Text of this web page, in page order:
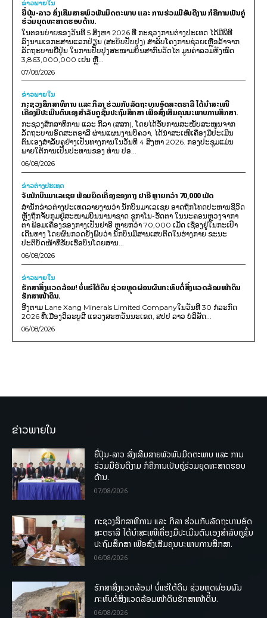
ຂ່າວພາຍ​ໃນ
ຍີ່ປຸ່ນ-ລາວ ສົ່ງເສີມສາຍພົວພັນມິດຕະພາບ ແລະ ການຮ່ວມມືອັນດີງາມ ກໍຄືການເປັນຄູ່
ຮ່ວມຍຸດທະສາດຮອບດ້ານ.
ໃນຕອນບ່າຍຂອງວັນທີ 5 ສິງຫາ 2026 ທີ່ ກະຊວງການຕ່າງປະເທດ ໄດ້ມີພິທີ
ລົງນາມເອກະສານແລກປ່ຽນ (ສະບັບປັບປຸງ) ສໍາລັບໂຄງການຊ່ວຍເຫຼືອລ້າຈາກ
ລັດຖະບານຍີ່ປຸ່ນ ໃນການປັບປຸງສະໜາມບິນສາກົນວັດໄຕ ມູນຄ່າລວມທັງໝົດ
3,863,000,000 ເຢນ ຫຼື...
07/08/2026
ຂ່າວພາຍ​ໃນ
ກະຊວງສຶກສາທິການ ແລະ ກິລາ ຮ່ວມກັບລັດຖະບານອົດສະຕຣາລີ ໄດ້ນຳສະເໜີ
ເຄື່ອງມືປະເມີນຕົນເອງສຳລັບຄູຊັ້ນປະຖົມສຶກສາ ເພື່ອສົ່ງເສີມຄຸນນະພາບການສຶກສາ.
ກະຊວງສຶກສາທິການ ແລະ ກິລາ (ສສກ), ໂດຍໄດ້ຮັບການສະໜັບສະໜູນຈາກ
ລັດຖະບານອົດສະຕຣາລີ ຜ່ານແຜນງານບີຄວາ, ໄດ້ນຳສະເໜີເຄື່ອງມືປະເມີນ
ຕົນເອງສຳລັບຄູຢ່າງເປັນທາງການໃນວັນທີ 4 ສິງຫາ 2026. ກອງປະຊຸມແມ່ນ
ພາຍໃຕ້ການເປັນປະທານຂອງ ທ່ານ ປອ...
06/08/2026
ຂ່າວຕ່າງປະເທດ
ຈັບນັກບິນມາເລເຊຍ ພ້ອມຍຶດເຄື່ອງຂອງກາງ ຢາອີ ຫຼາຍກວ່າ 70,000 ເມັດ
ສຳນັກຂ່າວຕ່າງປະເທດລາຍງານວ່າ ນັກບິນມາເລເຊຍ ອາດຖືກໂທດປະຫານຊີວິດ
ຫຼັງຖືກຈັບກຸມຢູ່ສະໜາມບິນນານາຊາດ ຊູກາໂນ-ຮັດຕາ ໃນນະຄອນຫຼວງຈາກາ
ຕາ ພ້ອມເຄື່ອງຂອງກາງເປັນຢາອີ ຫຼາຍກວ່າ 70,000 ເມັດ ເຊື່ອງຢູ່ໃນກະເປົາ
ເດີນທາງ ໂດຍຜົນກວດຍັງພົບວ່າ ນັກບິນມີສານເສບຕິດໃນຮ່າງກາຍ ຂະນະ
ປະຕິບັດໜ້າທີ່ຂັບເຮືອບິນໂດຍສານ...
06/08/2026
ຂ່າວພາຍ​ໃນ
ຮັກສາສິ່ງແວດລ້ອມ! ບໍ່ແຮ່ໃຕ້ດິນ ຊ່ວຍຫຼຸດຜ່ອນຜົນກະທົບຕໍ່ສິ່ງແວດລ້ອມໜ້າດິນ
ຮັກສາໜ້າດິນ.
ອີງຕາມ Lane Xang Minerals Limited Companyໃນວັນທີ 30 ກໍລະກົດ
2026 ທີ່ເມືອງວິລະບູລີ ແຂວງສະຫວັນນະເຂດ, ສປປ ລາວ ບໍລິສັດ...
06/08/2026
ຂ່າວພາຍໃນ
ຍີ່ປຸ່ນ-ລາວ ສົ່ງເສີມສາຍພົວພັນມິດຕະພາບ ແລະ ການ
ຮ່ວມມືອັນດີງາມ ກໍຄືການເປັນຄູ່ຮ່ວມຍຸດທະສາດຮອບ
ດ້ານ.
07/08/2026
ກະຊວງສຶກສາທິການ ແລະ ກິລາ ຮ່ວມກັບລັດຖະບານອົດ
ສະຕຣາລີ ໄດ້ນຳສະເໜີເຄື່ອງມືປະເມີນຕົນເອງສຳລັບຄູຊັ້ນ
ປະຖົມສຶກສາ ເພື່ອສົ່ງເສີມຄຸນນະພາບການສຶກສາ.
06/08/2026
ຮັກສາສິ່ງແວດລ້ອມ! ບໍ່ແຮ່ໃຕ້ດິນ ຊ່ວຍຫຼຸດຜ່ອນຜົນ
ກະທົບຕໍ່ສິ່ງແວດລ້ອມໜ້າດິນຮັກສາໜ້າດິນ.
06/08/2026